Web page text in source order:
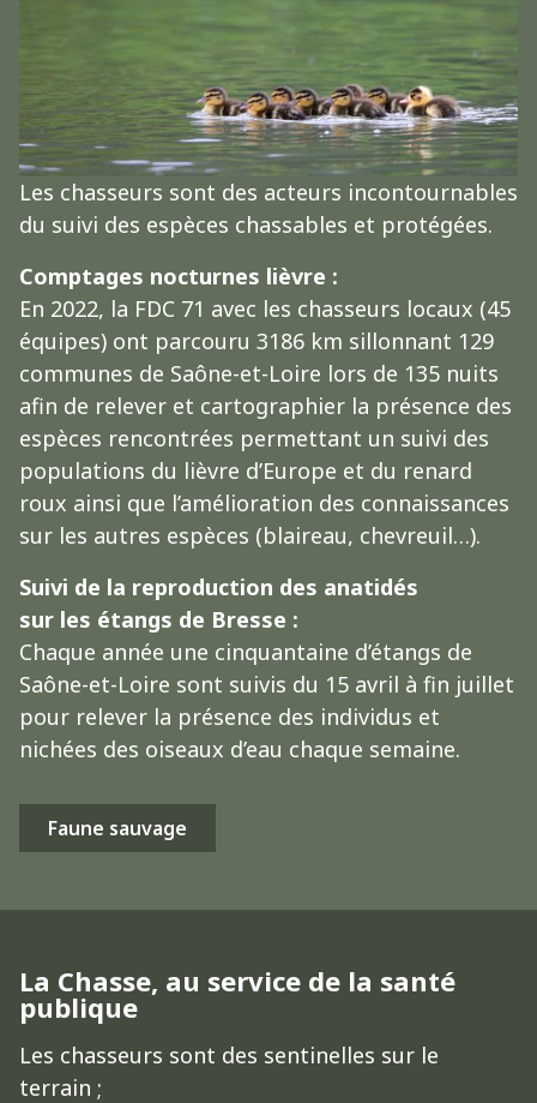
Les chasseurs sont des acteurs incontournables
du suivi des espèces chassables et protégées.
Comptages nocturnes lièvre :
En 2022, la FDC 71 avec les chasseurs locaux (45
équipes) ont parcouru 3186 km sillonnant 129
communes de Saône-et-Loire lors de 135 nuits
afin de relever et cartographier la présence des
espèces rencontrées permettant un suivi des
populations du lièvre d’Europe et du renard
roux ainsi que l’amélioration des connaissances
sur les autres espèces (blaireau, chevreuil…).
Suivi de la reproduction des anatidés
sur les étangs de Bresse :
Chaque année une cinquantaine d’étangs de
Saône-et-Loire sont suivis du 15 avril à fin juillet
pour relever la présence des individus et
nichées des oiseaux d’eau chaque semaine.
Faune sauvage
La Chasse, au service de la santé
publique
Les chasseurs sont des sentinelles sur le
terrain ;